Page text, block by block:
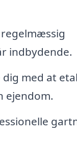
indbydende.
med at
ejendom.